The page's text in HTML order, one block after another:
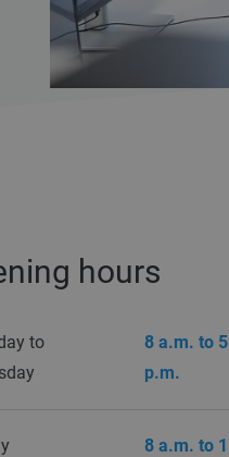
hours
to
8 a.m. to 5
p.m.
8 a.m. to 1